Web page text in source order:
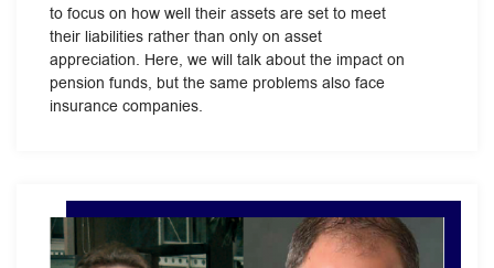
to focus on how well their assets are set to meet
their liabilities rather than only on asset
appreciation. Here, we will talk about the impact on
pension funds, but the same problems also face
insurance companies.